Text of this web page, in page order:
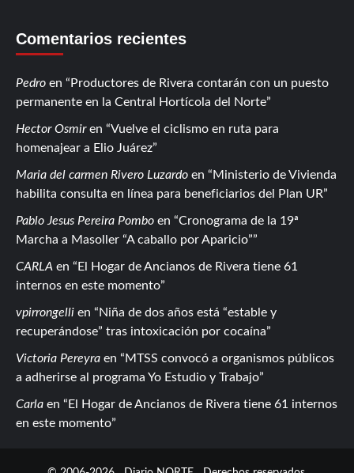
Comentarios recientes
Pedro en
Productores de Rivera contarán con un puesto
permanente en la Central Hortícola del Norte
Hector Osmiren
Vuelve el ciclismo en ruta para
homenajear a Elio Juárez
Maria del carmen Rivero Luzardo en
Ministerio de Vivienda
habilita consulta en línea para beneficiarios del Plan UR
Pablo Jesus Pereira Pombo en
Cronograma de la 19ª
Marcha a Masoller “A caballo por Aparicio”
CARLA en
El Hogar de Ancianos de Rivera tiene 61
internos en este momento
vpirrongelli en
Niña de dos años está “estable y
recuperándose” tras intoxicación por cocaína
Victoria Pereyra en
MTSS convocó a organismos públicos
a adherirse al programa Yo Estudio y Trabajo
Carla en
El Hogar de Ancianos de Rivera tiene 61 internos
en este momento